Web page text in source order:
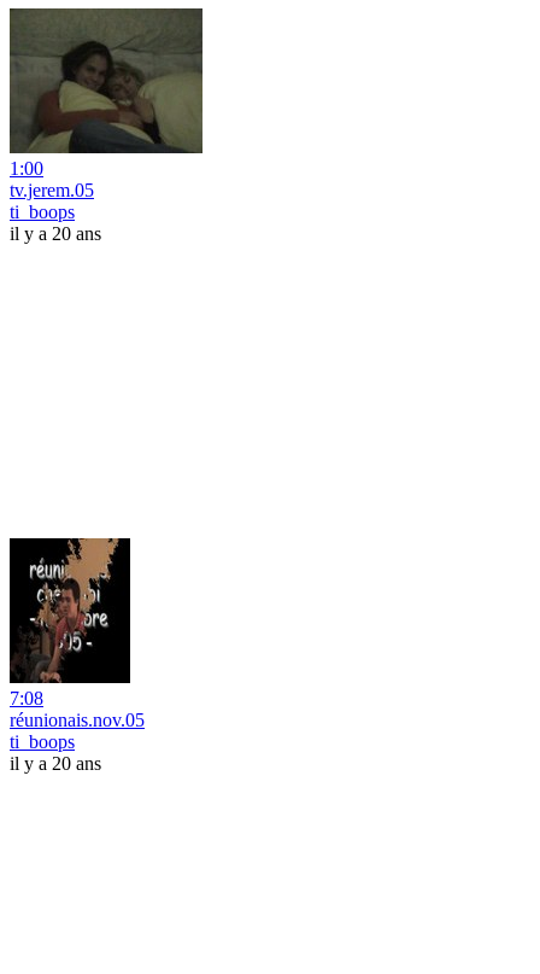
1:00
tv.jerem.05
ti_boops
il y a 20 ans
7:08
réunionais.nov.05
ti_boops
il y a 20 ans